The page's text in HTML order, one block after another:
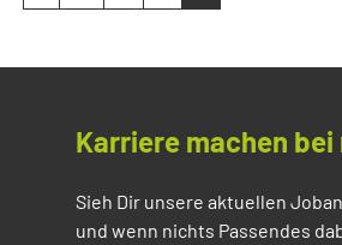
Karriere machen bei
Sieh Dir unsere aktuellen
und wenn nichts Passendes